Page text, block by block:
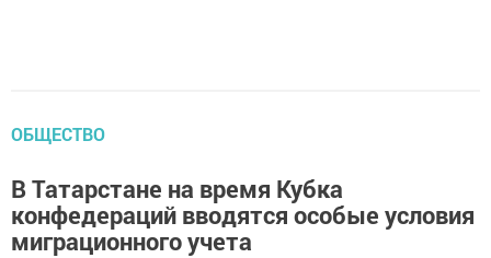
ОБЩЕСТВО
В Татарстане на время Кубка
конфедераций вводятся особые условия
миграционного учета